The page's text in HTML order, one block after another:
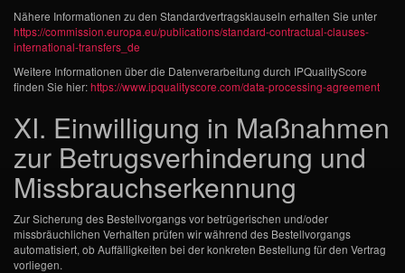
Nähere Informationen zu den Standardvertragsklauseln erhalten Sie unter
https://commission.europa.eu/publications/standard-contractual-clauses-
international-transfers_de
Weitere Informationen über die Datenverarbeitung durch IPQualityScore
finden Sie hier:https://www.ipqualityscore.com/data-processing-agreement
XI. Einwilligung in Maßnahmen
zur Betrugsverhinderung und
Missbrauchserkennung
Zur Sicherung des Bestellvorgangs vor betrügerischen und/oder
missbräuchlichen Verhalten prüfen wir während des Bestellvorgangs
automatisiert, ob Auffälligkeiten bei der konkreten Bestellung für den Vertrag
vorliegen.